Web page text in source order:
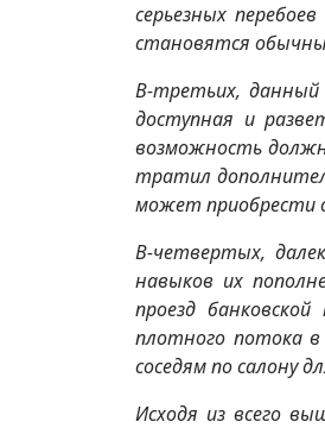
серьезных
становятся
В-третьих, данный
доступная и
возможность
тратил
может
В-четвертых,
навыков их
проезд
плотного потока в
соседям по салону
Исходя из всего